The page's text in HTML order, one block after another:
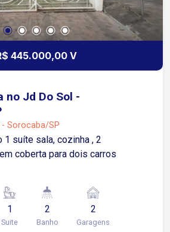
445.000,00 V
no Jd Do Sol -
Sorocaba/SP
1 suíte sala, cozinha , 2
coberta para dois carros
1
Suite
2
Banho
2
Garagens